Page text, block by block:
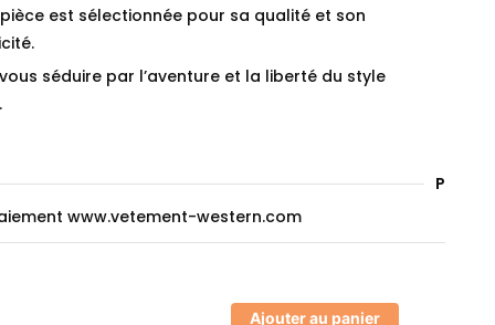
est sélectionnée pour sa qualité et son
séduire par l’aventure et la liberté du style
Ajouter au panier